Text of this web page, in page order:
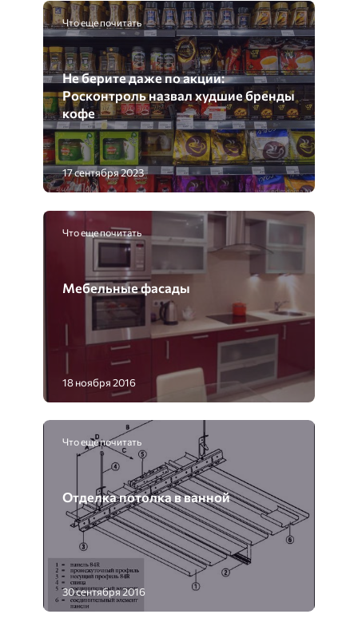
Что еще почитать
Не берите даже по акции:
Росконтроль назвал худшие бренды
кофе
17 сентября 2023
Что еще почитать
Мебельные фасады
18 ноября 2016
Что еще почитать
Отделка потолка в ванной
30 сентября 2016